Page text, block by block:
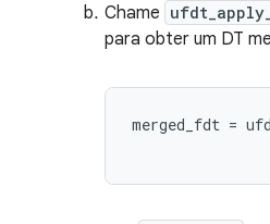
Chame
para obter um DT
merged_fdt =